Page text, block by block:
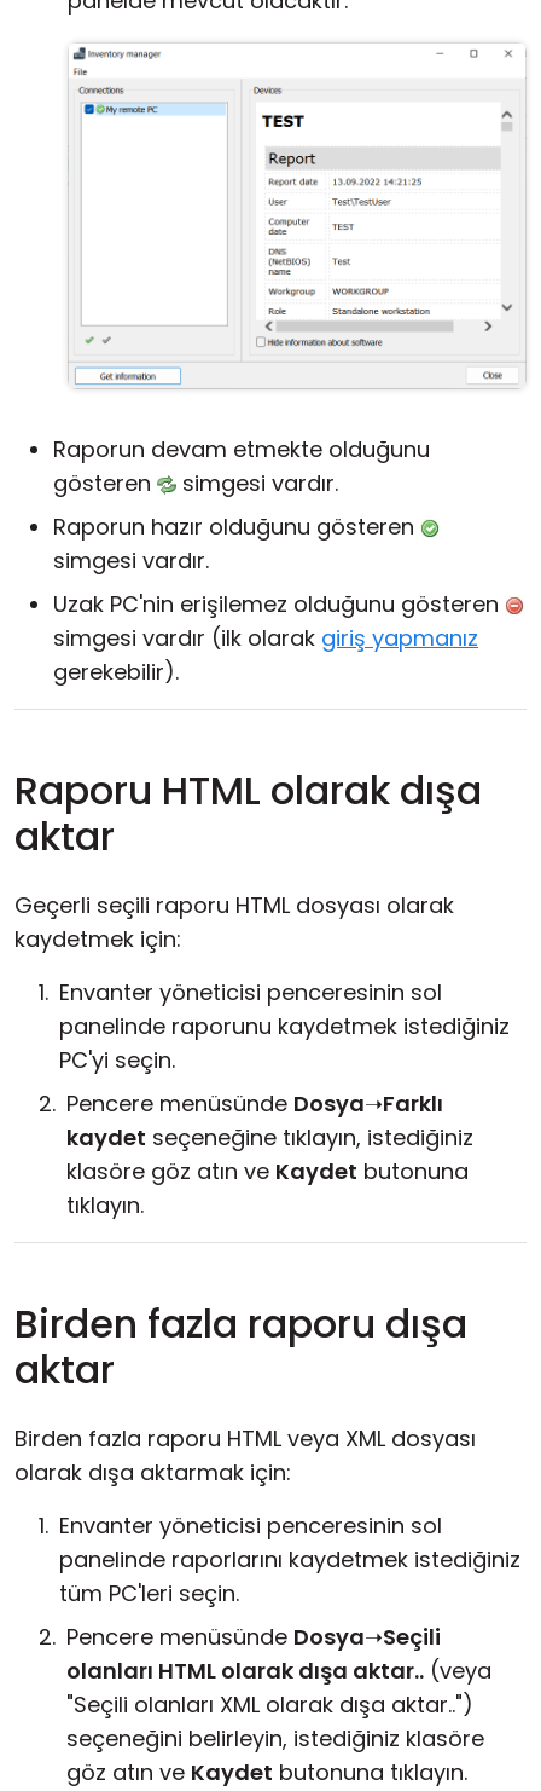
Raporun devam etmekte olduğunu
gösteren
simgesi vardır.
Raporun hazır olduğunu gösteren
simgesi vardır.
Uzak PC'nin erişilemez olduğunu gösteren
simgesi vardır (ilk olarak giriş yapmanız
gerekebilir).
Raporu HTML olarak dışa
aktar
Geçerli seçili raporu HTML dosyası olarak
kaydetmek için:
Envanter yöneticisi penceresinin sol
panelinde raporunu kaydetmek istediğiniz
PC'yi seçin.
Pencere menüsünde Dosya➝Farklı
kaydet seçeneğine tıklayın, istediğiniz
klasöre göz atın ve Kaydet butonuna
tıklayın.
Birden fazla raporu dışa
aktar
Birden fazla raporu HTML veya XML dosyası
olarak dışa aktarmak için:
Envanter yöneticisi penceresinin sol
panelinde raporlarını kaydetmek istediğiniz
tüm PC'leri seçin.
Pencere menüsünde Dosya➝Seçili
olanları HTML olarak dışa aktar.. (veya
"Seçili olanları XML olarak dışa aktar..")
seçeneğini belirleyin, istediğiniz klasöre
göz atın ve Kaydet butonuna tıklayın.